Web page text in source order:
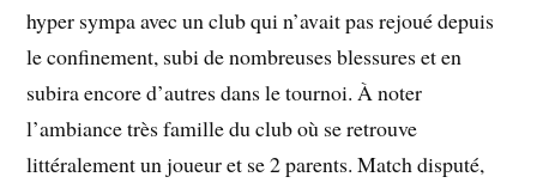
hyper sympa avec un club qui n’avait pas rejoué depuis
le confinement, subi de nombreuses blessures et en
subira encore d’autres dans le tournoi. À noter
l’ambiance très famille du club où se retrouve
littéralement un joueur et se 2 parents. Match disputé,